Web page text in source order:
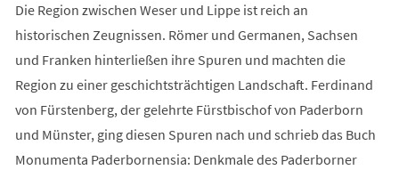
Die Region zwischen Weser und Lippe ist reich an
historischen Zeugnissen. Römer und Germanen, Sachsen
und Franken hinterließen ihre Spuren und machten die
Region zu einer geschichtsträchtigen Landschaft. Ferdinand
von Fürstenberg, der gelehrte Fürstbischof von Paderborn
und Münster, ging diesen Spuren nach und schrieb das Buch
Monumenta Paderbornensia: Denkmale des Paderborner